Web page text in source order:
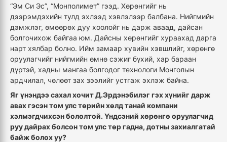
“Эм Си Эс”, “Монполимет” гээд. Хөрөнгийг нь
дээрэмдэхийн тулд эхлээд хэвлэлээр балбана. Нийгмийн
дэмжлэг, өмөөрөх дуу хоолойг нь дарж аваад, дайсан
болгочихож байгаа юм. Дайсны хөрөнгийг хураахад дарга
нарт хялбар болно. Ийм замаар хувийн хэвшлийг, хөрөнгө
оруулагчийг нийгмийн өмнө сэжиг бүхий, хар бараан
дүртэй, хадны мангаа болгодог технологи Монголын
ардчилал, чөлөөт зах зээлийг устгаж эхлэж байна.
Яг үнэндээ сахал хочит Д.Эрдэнэбилэг гэх хүнийг дарж
авах гэсэн том улс төрийн хөлд танай компани
хэлмэгдчихсэн бололтой. Үндсэний хөрөнгө оруулагчид
руу дайрах болсон том улс төр гадна, дотны захиалгатай
байж болох уу?